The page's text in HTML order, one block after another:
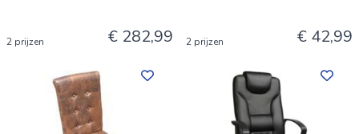
2 prijzen € 282,99 2 prijzen € 42,99